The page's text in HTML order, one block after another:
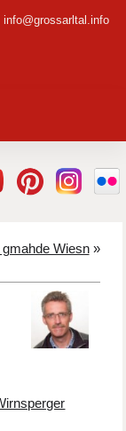
info@grossarltal.info
gmahde Wiesn»